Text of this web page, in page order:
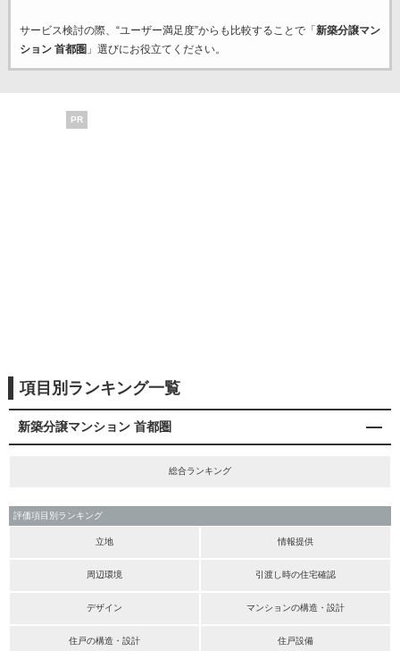
サービス検討の際、“ユーザー満足度”からも比較することで「 新築分譲マン
ション 首都圏 」選びにお役立てください。
PR
項目別ランキング一覧
新築分譲マンション 首都圏
総合ランキング
評価項目別ランキング
立地 情報提供
周辺環境 引渡し時の住宅確認
デザイン マンションの構造・設計
住戸の構造・設計 住戸設備